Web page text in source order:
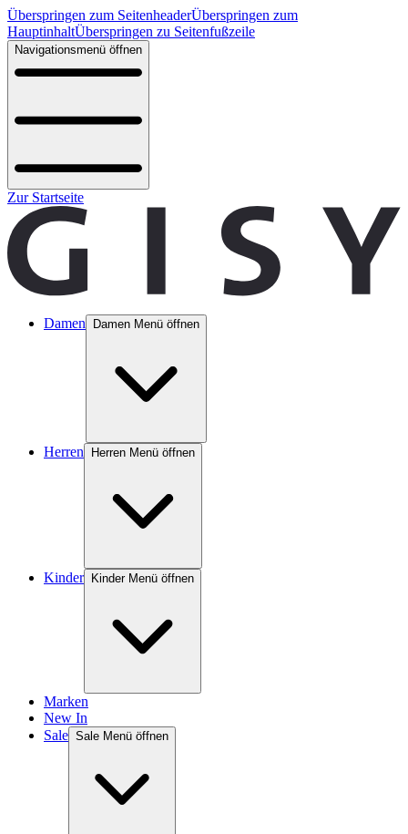
Überspringen zum SeitenheaderÜberspringen zum
HauptinhaltÜberspringen zu Seitenfußzeile
Navigationsmenü öffnen
Zur Startseite
Damen Damen Menü öffnen
Herren Herren Menü öffnen
Kinder Kinder Menü öffnen
Marken
New In
Sale Sale Menü öffnen